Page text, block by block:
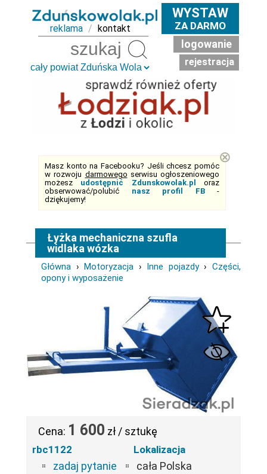
reklama / kontakt
WYSTAW
ZA DARMO
logowanie
rejestracja
Masz konto na Facebooku? Jeśli chcesz pomóc
w rozwoju darmowego serwisu ogłoszeniowego
możesz udostępnić Zdunskowolak.pl
oraz
obserwować/polubić nasz profil FB-
dziękujemy!
⊗
Łyżka mechaniczna szufla
widlaka wózka
Główna ›Motoryzacja › Inne pojazdy›Części,
opony i wyposażenie
Cena: 1 600 zł / sztukę
rbc1122
zadaj pytanie
Lokalizacja
cała Polska